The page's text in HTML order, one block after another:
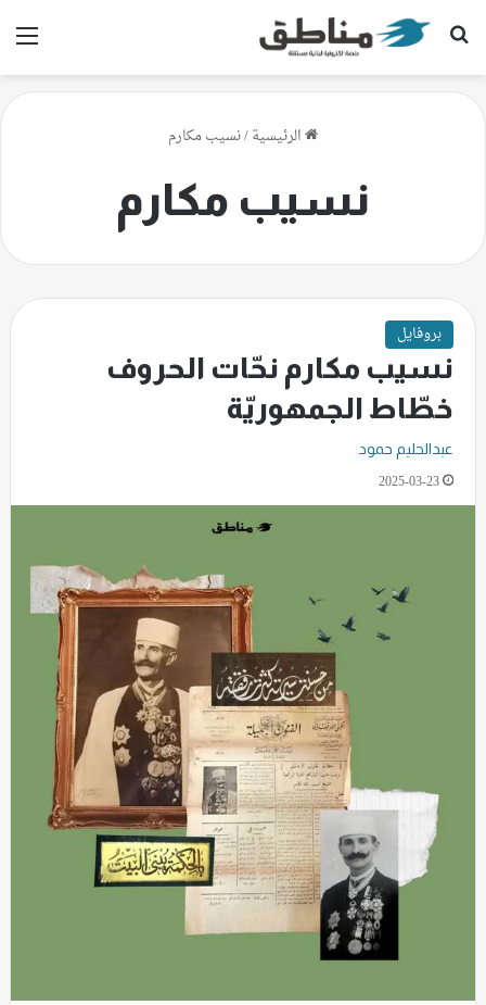
بحث عن
الرئيسية/نسيب مكارم
نسيب مكارم
بروفايل
نسيب مكارم نحّات الحروف
خطّاط الجمهوريّة
عبدالحليم حمود
2025-03-23